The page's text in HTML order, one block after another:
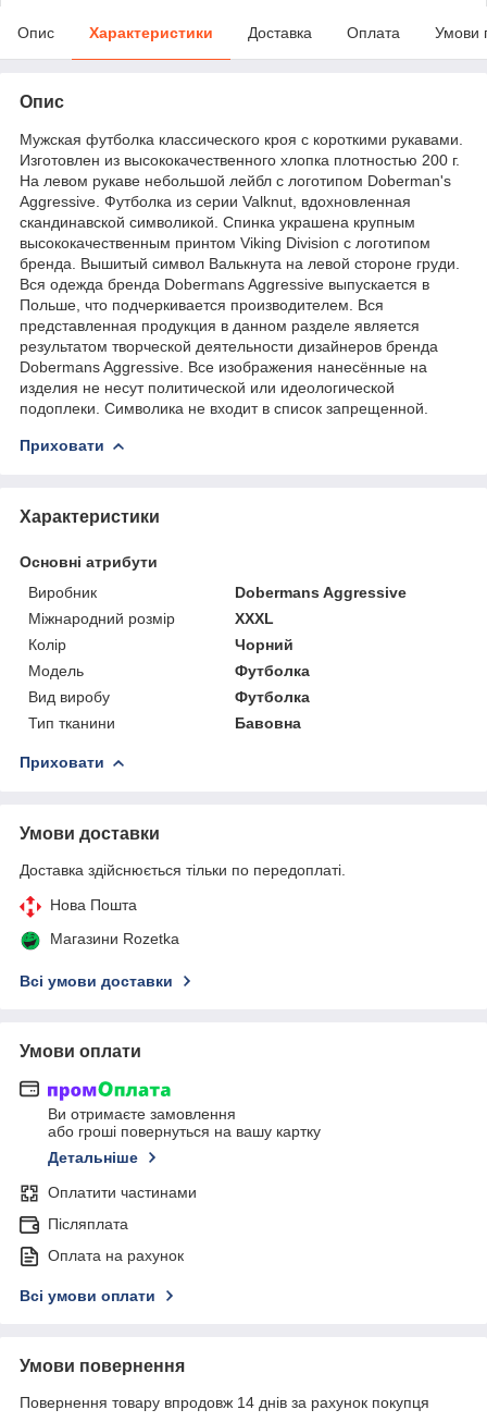
Опис Характеристики Доставка Оплата Умови
Опис
Мужская футболка классического кроя с короткими рукавами.
Изготовлен из высококачественного хлопка плотностью 200 г.
На левом рукаве небольшой лейбл с логотипом Doberman's
Aggressive. Футболка из серии Valknut, вдохновленная
скандинавской символикой. Спинка украшена крупным
высококачественным принтом Viking Division с логотипом
бренда. Вышитый символ Валькнута на левой стороне груди.
Вся одежда бренда Dobermans Aggressive выпускается в
Польше, что подчеркивается производителем. Вся
представленная продукция в данном разделе является
результатом творческой деятельности дизайнеров бренда
Dobermans Aggressive. Все изображения нанесённые на
изделия не несут политической или идеологической
подоплеки. Символика не входит в список запрещенной.
Приховати
Характеристики
Основні атрибути
Виробник
Dobermans Aggressive
Міжнародний розмір
XXXL
Колір
Чорний
Модель
Футболка
Вид виробу
Футболка
Тип тканини
Бавовна
Приховати
Умови доставки
Доставка здійснюється тільки по передоплаті.
Нова Пошта
Магазини Rozetka
Всі умови доставки
Умови оплати
Ви отримаєте замовлення
або гроші повернуться на вашу картку
Детальніше
Оплатити частинами
Післяплата
Оплата на рахунок
Всі умови оплати
Умови повернення
Повернення товару впродовж 14 днів за рахунок покупця